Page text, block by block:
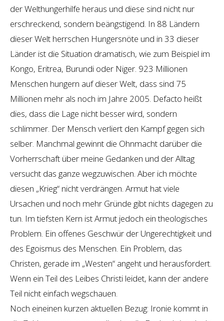
KONTAKT
der Welthungerhilfe heraus und diese sind nicht nur
erschreckend, sondern beängstigend. In 88 Ländern
dieser Welt herrschen Hungersnöte und in 33 dieser
Länder ist die Situation dramatisch, wie zum Beispiel im
Kongo, Eritrea, Burundi oder Niger. 923 Millionen
Menschen hungern auf dieser Welt, dass sind 75
Millionen mehr als noch im Jahre 2005. Defacto heißt
dies, dass die Lage nicht besser wird, sondern
schlimmer. Der Mensch verliert den Kampf gegen sich
selber. Manchmal gewinnt die Ohnmacht darüber die
Vorherrschaft über meine Gedanken und der Alltag
versucht das ganze wegzuwischen. Aber ich möchte
diesen „Krieg“ nicht verdrängen. Armut hat viele
Ursachen und noch mehr Gründe gibt nichts dagegen zu
tun. Im tiefsten Kern ist Armut jedoch ein theologisches
Problem. Ein offenes Geschwür der Ungerechtigkeit und
des Egoismus des Menschen. Ein Problem, das
Christen, gerade im „Westen“ angeht und herausfordert.
Wenn ein Teil des Leibes Christi leidet, kann der andere
Teil nicht einfach wegschauen.
Noch eineinen kurzen aktuellen Bezug: Ironie kommt in